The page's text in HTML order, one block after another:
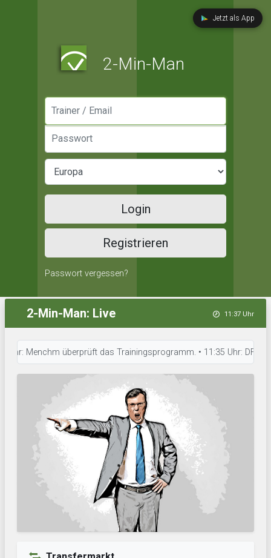
Jetzt als App
2-Min-Man
Login
Registrieren
Passwort vergessen?
2-Min-Man: Live 11:37 Uhr
Menchm überprüft das Trainingsprogramm. • 11:35 Uhr: DFC